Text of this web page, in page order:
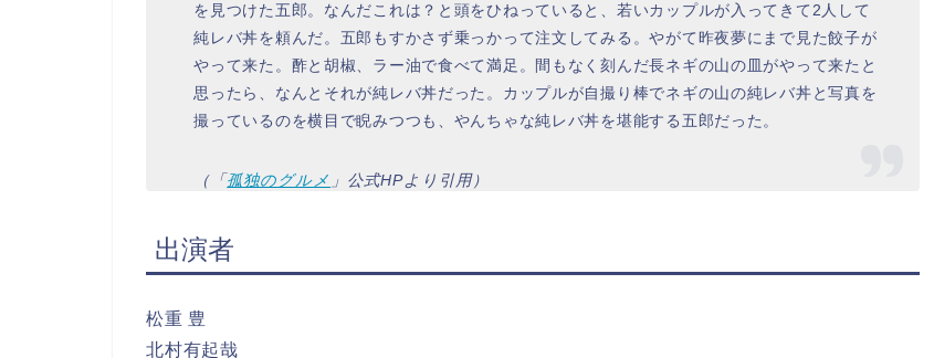
を見つけた五郎。なんだこれは？と頭をひねっていると、若いカップルが入ってきて2人して
純レバ丼を頼んだ。五郎もすかさず乗っかって注文してみる。やがて昨夜夢にまで見た餃子が
やって来た。酢と胡椒、ラー油で食べて満足。間もなく刻んだ長ネギの山の皿がやって来たと
思ったら、なんとそれが純レバ丼だった。カップルが自撮り棒でネギの山の純レバ丼と写真を
撮っているのを横目で睨みつつも、やんちゃな純レバ丼を堪能する五郎だった。
（「 孤独のグルメ 」公式HPより引用）
出演者
松重 豊
北村有起哉